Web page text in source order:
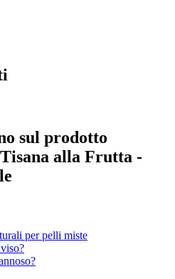
sul prodotto
alla Frutta -
per pelli miste